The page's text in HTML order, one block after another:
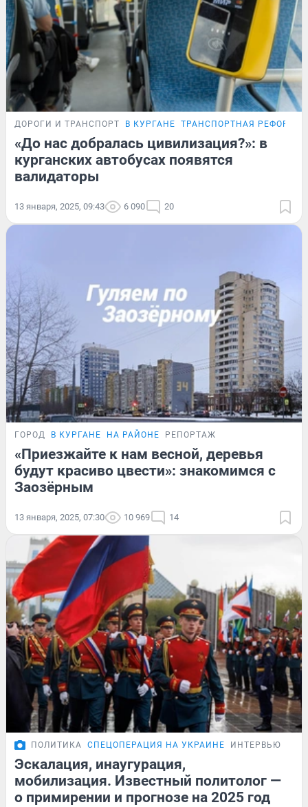
ДОРОГИ И ТРАНСПОРТ В КУРГАНЕ ТРАНСПОРТНАЯ РЕФОРМА
«До нас добралась цивилизация?»: в
курганских автобусах появятся
валидаторы
13 января, 2025, 09:43 6 090 20
ГОРОД В КУРГАНЕ НА РАЙОНЕ РЕПОРТАЖ
«Приезжайте к нам весной, деревья
будут красиво цвести»: знакомимся с
Заозёрным
13 января, 2025, 07:30 10 969 14
ПОЛИТИКА СПЕЦОПЕРАЦИЯ НА УКРАИНЕ ИНТЕРВЬЮ
Эскалация, инаугурация,
мобилизация. Известный политолог —
о примирении и прогнозе на 2025 год